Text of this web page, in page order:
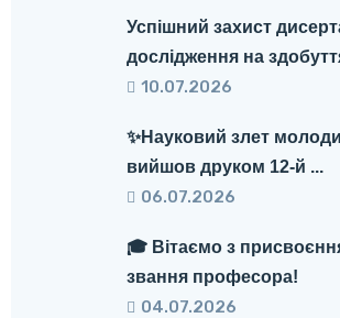
Успішний захист
дослідження на
10.07.2026
✨Науковий злет
вийшов друком 12-й ...
06.07.2026
🎓 Вітаємо з
звання професора!
04.07.2026